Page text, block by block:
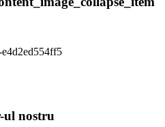
ul nostru